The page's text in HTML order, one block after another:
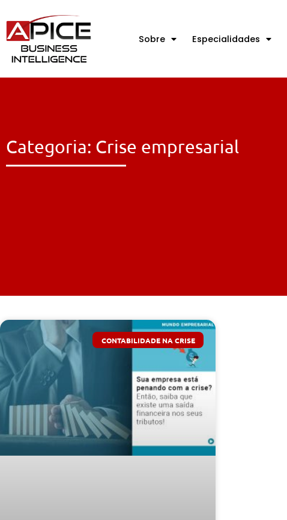
Sobre Especialidades
Categoria: Crise empresarial
CONTABILIDADE NA CRISE